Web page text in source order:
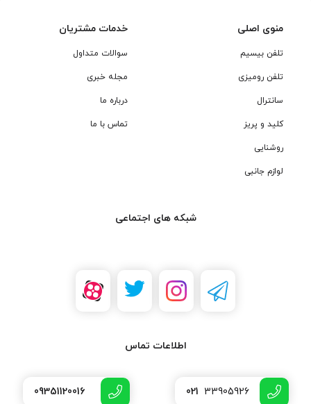
منوی اصلی
تلفن بیسیم
تلفن رومیزی
سانترال
کلید و پریز
روشنایی
لوازم جانبی
خدمات مشتریان
سوالات متداول
مجله خبری
درباره ما
تماس با ما
شبکه های اجتماعی
اطلاعات تماس
021 33905926
09351120016